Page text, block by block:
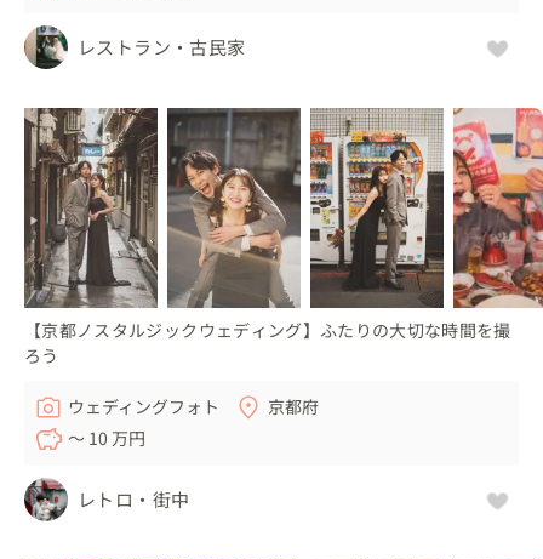
レストラン・古民家
【京都ノスタルジックウェディング】ふたりの大切な時間を撮
ろう
ウェディングフォト
京都府
〜 10 万円
レトロ・街中